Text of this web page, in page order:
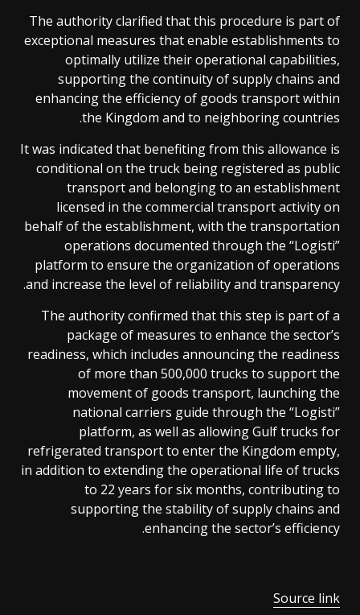
The authority clarified that this procedure is part of
exceptional measures that enable establishments to
optimally utilize their operational capabilities,
supporting the continuity of supply chains and
enhancing the efficiency of goods transport within
the Kingdom and to neighboring countries.
It was indicated that benefiting from this allowance is
conditional on the truck being registered as public
transport and belonging to an establishment
licensed in the commercial transport activity on
behalf of the establishment, with the transportation
operations documented through the “Logisti”
platform to ensure the organization of operations
and increase the level of reliability and transparency.
The authority confirmed that this step is part of a
package of measures to enhance the sector’s
readiness, which includes announcing the readiness
of more than 500,000 trucks to support the
movement of goods transport, launching the
national carriers guide through the “Logisti”
platform, as well as allowing Gulf trucks for
refrigerated transport to enter the Kingdom empty,
in addition to extending the operational life of trucks
to 22 years for six months, contributing to
supporting the stability of supply chains and
enhancing the sector’s efficiency.
Source link